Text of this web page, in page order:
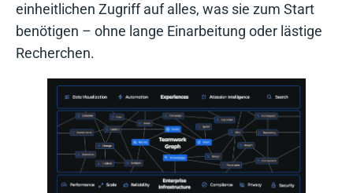
einheitlichen Zugriff auf alles, was sie zum Start
benötigen – ohne lange Einarbeitung oder lästige
Recherchen.